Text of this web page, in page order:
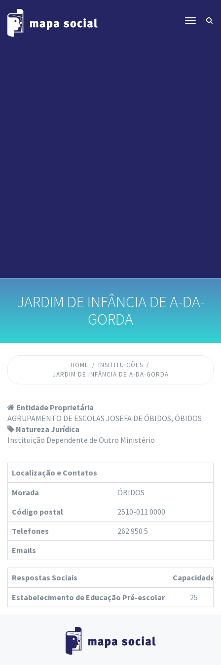
JARDIM DE INFÂNCIA DE A-DA-
GORDA
HOME
INSITITUICÕES
JARDIM DE INFÂNCIA DE A-DA-GORDA
Entidade Proprietária
AGRUPAMENTO DE ESCOLAS JOSEFA DE ÓBIDOS, ÓBIDOS
Natureza Jurídica
Instituição Dependente de Outro Ministério
Localização e Contatos
Morada
ÓBIDOS
Código postal
2510-011 0000
Telefones
262 950 5
Emails
Respostas Sociais
Capacidade
Estabelecimento de Educação Pré-escolar
25